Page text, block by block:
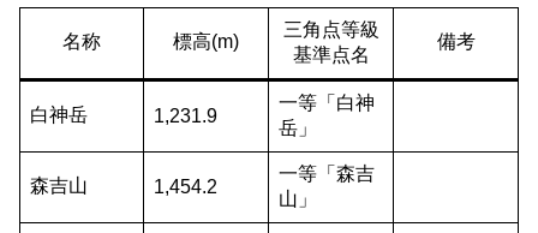
名称 標高(m)
三角点等級
基準点名
備考
白神岳 1,231.9
一等「白神
岳」
森吉山 1,454.2
一等「森吉
山」